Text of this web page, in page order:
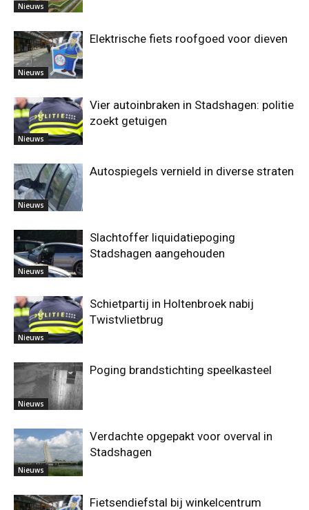
Nieuws
Nieuws
Elektrische fiets roofgoed voor dieven
Nieuws
Vier autoinbraken in Stadshagen: politie
zoekt getuigen
Nieuws
Autospiegels vernield in diverse straten
Nieuws
Slachtoffer liquidatiepoging
Stadshagen aangehouden
Nieuws
Schietpartij in Holtenbroek nabij
Twistvlietbrug
Nieuws
Poging brandstichting speelkasteel
Nieuws
Verdachte opgepakt voor overval in
Stadshagen
Fietsendiefstal bij winkelcentrum